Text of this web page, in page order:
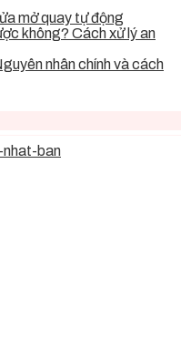
mở quay tự động
không? Cách xử lý an
nhân chính và cách